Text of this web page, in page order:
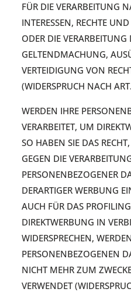
FÜR DIE VERARBEITUNG
INTERESSEN, RECHTE
ODER DIE VERARBEITUNG
GELTENDMACHUNG,
VERTEIDIGUNG VON
(WIDERSPRUCH NACH
WERDEN IHRE
VERARBEITET, UM
SO HABEN SIE DAS
GEGEN DIE
PERSONENBEZOGENER
DERARTIGER WERBUNG
AUCH FÜR DAS
DIREKTWERBUNG IN
WIDERSPRECHEN,
PERSONENBEZOGENEN
NICHT MEHR ZUM
VERWENDET